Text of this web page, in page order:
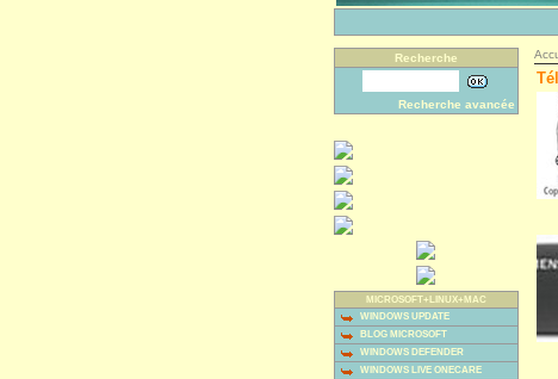
Recherche
Recherche avancée
MICROSOFT+LINUX+MAC
WINDOWS UPDATE
BLOG MICROSOFT
WINDOWS DEFENDER
WINDOWS LIVE ONECARE